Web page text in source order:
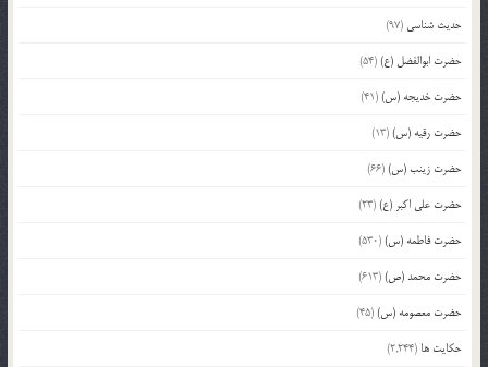
حدیث شناسی (97)
حضرت ابوالفضل (ع)(54)
حضرت خدیجه (س)(41)
حضرت رقیه (س)(13)
حضرت زینب (س)(66)
حضرت علی اکبر (ع)(23)
حضرت فاطمه (س)(530)
حضرت محمد (ص)(613)
حضرت معصومه (س)(45)
حکایت ها (2,244)